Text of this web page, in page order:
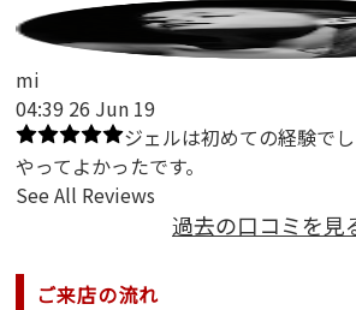
mi
04:39 26 Jun 19
ジェルは初めての経験で
やってよかったです。
See All Reviews
過去の口コミを見
ご来店の流れ